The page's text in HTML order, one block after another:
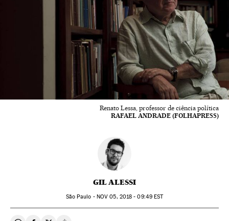
Renato Lessa, professor de ciência política
RAFAEL ANDRADE (FOLHAPRESS)
GIL ALESSI
São Paulo - NOV 05, 2018 - 09:49EST